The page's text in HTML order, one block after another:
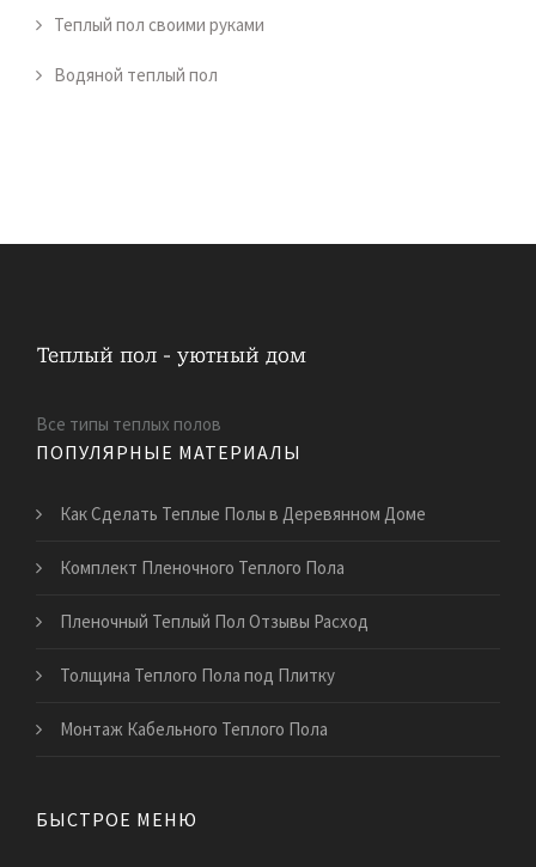
Теплый пол своими руками
Водяной теплый пол
Все типы теплых полов
ПОПУЛЯРНЫЕ МАТЕРИАЛЫ
Как Сделать Теплые Полы в Деревянном Доме
Комплект Пленочного Теплого Пола
Пленочный Теплый Пол Отзывы Расход
Толщина Теплого Пола под Плитку
Монтаж Кабельного Теплого Пола
БЫСТРОЕ МЕНЮ